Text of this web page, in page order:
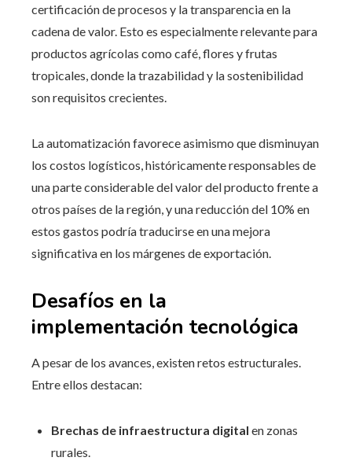
certificación de procesos y la transparencia en la
cadena de valor. Esto es especialmente relevante para
productos agrícolas como café, flores y frutas
tropicales, donde la trazabilidad y la sostenibilidad
son requisitos crecientes.
La automatización favorece asimismo que disminuyan
los costos logísticos, históricamente responsables de
una parte considerable del valor del producto frente a
otros países de la región, y una reducción del 10% en
estos gastos podría traducirse en una mejora
significativa en los márgenes de exportación.
Desafíos en la
implementación tecnológica
A pesar de los avances, existen retos estructurales.
Entre ellos destacan:
Brechas de infraestructura digital en zonas
rurales.